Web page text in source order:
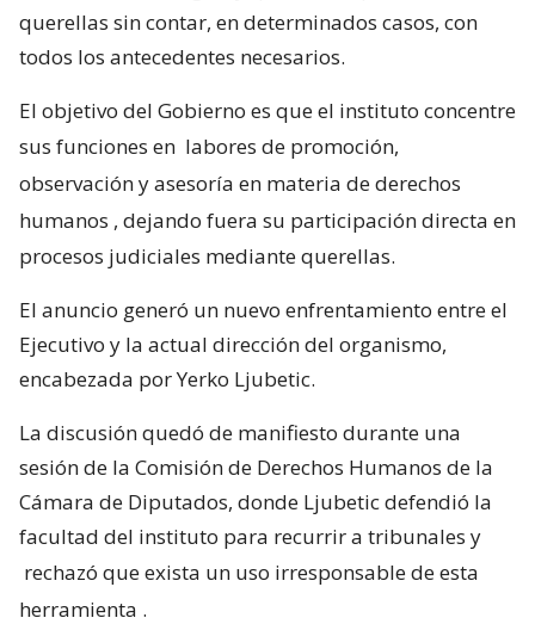
querellas sin contar, en determinados casos, con
todos los antecedentes necesarios.
El objetivo del Gobierno es que el instituto concentre
sus funciones en labores de promoción,
observación y asesoría en materia de derechos
humanos , dejando fuera su participación directa en
procesos judiciales mediante querellas.
El anuncio generó un nuevo enfrentamiento entre el
Ejecutivo y la actual dirección del organismo,
encabezada por Yerko Ljubetic.
La discusión quedó de manifiesto durante una
sesión de la Comisión de Derechos Humanos de la
Cámara de Diputados, donde Ljubetic defendió la
facultad del instituto para recurrir a tribunales y
rechazó que exista un uso irresponsable de esta
herramienta .